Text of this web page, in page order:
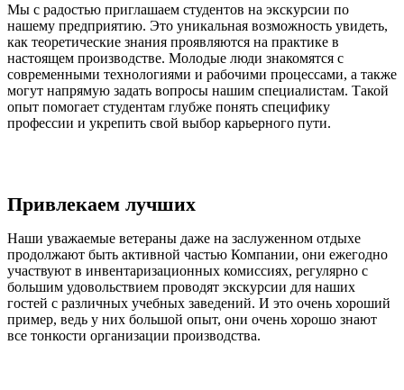
Мы с радостью приглашаем студентов на экскурсии по
нашему предприятию. Это уникальная возможность увидеть,
как теоретические знания проявляются на практике в
настоящем производстве. Молодые люди знакомятся с
современными технологиями и рабочими процессами, а также
могут напрямую задать вопросы нашим специалистам. Такой
опыт помогает студентам глубже понять специфику
профессии и укрепить свой выбор карьерного пути.
Привлекаем лучших
Наши уважаемые ветераны даже на заслуженном отдыхе
продолжают быть активной частью Компании, они ежегодно
участвуют в инвентаризационных комиссиях, регулярно с
большим удовольствием проводят экскурсии для наших
гостей с различных учебных заведений. И это очень хороший
пример, ведь у них большой опыт, они очень хорошо знают
все тонкости организации производства.